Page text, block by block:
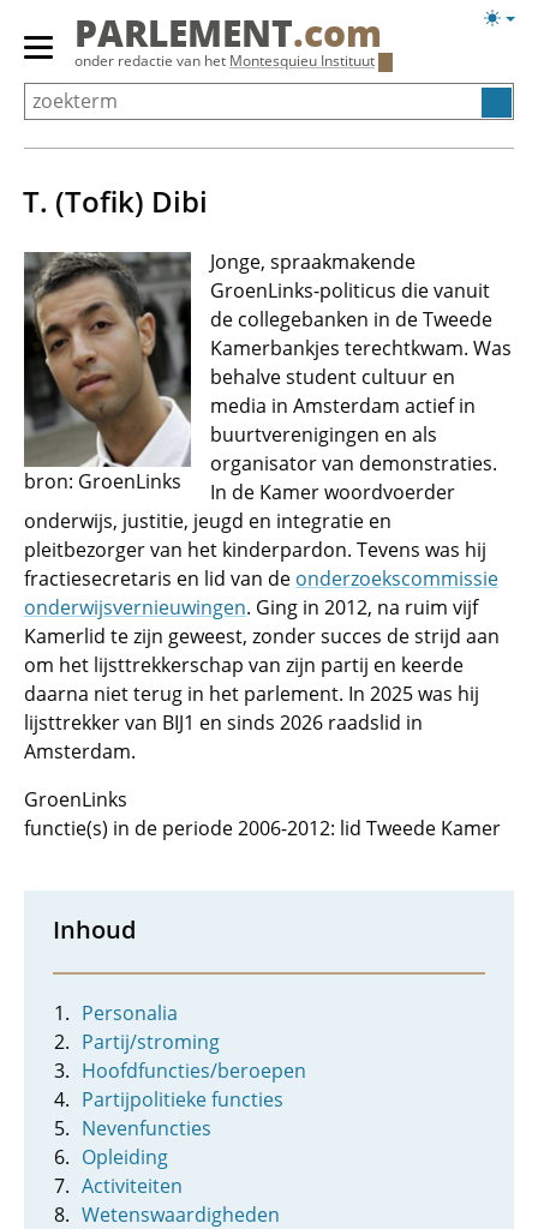
Overslaan
Primair
menu
tonen/verbergen
PARLEMENT.com
onder redactie van het Montesquieu Instituut
T. (Tofik) Dibi
bron: GroenLinks
Jonge, spraakmakende
GroenLinks-politicus die vanuit
de collegebanken in de Tweede
Kamerbankjes terechtkwam. Was
behalve student cultuur en
media in Amsterdam actief in
buurtverenigingen en als
organisator van demonstraties.
In de Kamer woordvoerder
onderwijs, justitie, jeugd en integratie en
pleitbezorger van het kinderpardon. Tevens was hij
fractiesecretaris en lid van de onderzoekscommissie
onderwijsvernieuwingen. Ging in 2012, na ruim vijf
Kamerlid te zijn geweest, zonder succes de strijd aan
om het lijsttrekkerschap van zijn partij en keerde
daarna niet terug in het parlement. In 2025 was hij
lijsttrekker van BIJ1 en sinds 2026 raadslid in
Amsterdam.
GroenLinks
functie(s) in de periode 2006-2012: lid Tweede Kamer
Inhoud
Personalia
Partij/stroming
Hoofdfuncties/beroepen
Partijpolitieke functies
Nevenfuncties
Opleiding
Activiteiten
Wetenswaardigheden